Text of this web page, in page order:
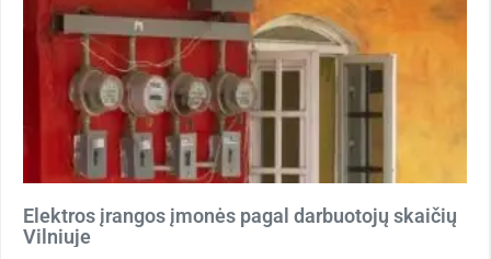
Elektros įrangos įmonės pagal darbuotojų skaičių
Vilniuje